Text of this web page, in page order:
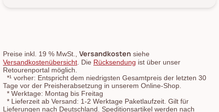
Preise inkl. 19 % MwSt., Versandkosten siehe
Versandkostenübersicht . Die Rücksendung ist über unser
Retourenportal möglich.
*¹ vorher: Entspricht dem niedrigsten Gesamtpreis der letzten 30
Tage vor der Preisherabsetzung in unserem Online-Shop.
* Werktage: Montag bis Freitag
* Lieferzeit ab Versand: 1-2 Werktage Paketlaufzeit. Gilt für
Lieferungen nach Deutschland. Speditionsartikel werden nach